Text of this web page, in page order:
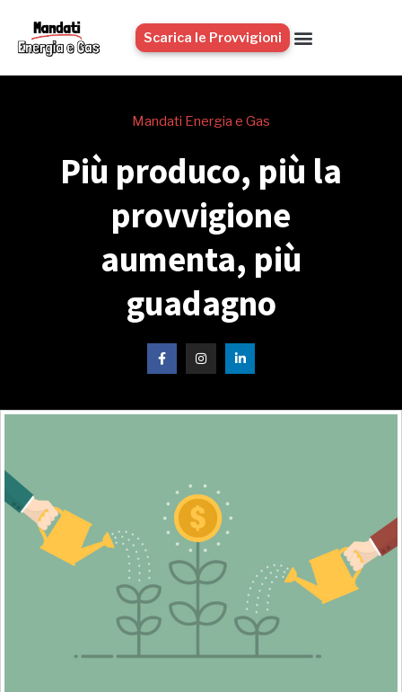
Scarica le Provvigioni
Mandati Energia e Gas
Più produco, più la
provvigione
aumenta, più
guadagno